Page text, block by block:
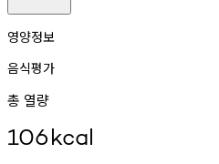
영양정보
음식평가
총 열량
106kcal